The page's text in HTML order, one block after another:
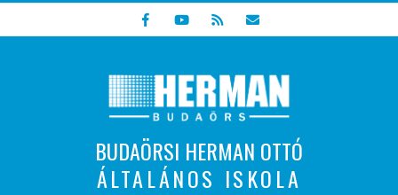
to
BUDAÖRSI HERMAN OTTÓ
ÁLTALÁNOS ISKOLA